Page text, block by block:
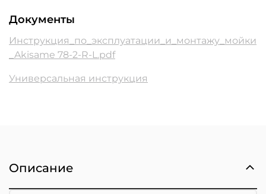
Документы
Инструкция_по_эксплуатации_и_монтажу_мойки
_Akisame 78-2-R-L.pdf
Универсальная инструкция
Описание